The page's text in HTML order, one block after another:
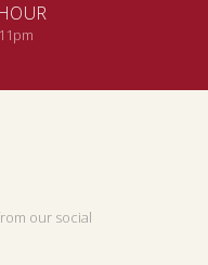
our social